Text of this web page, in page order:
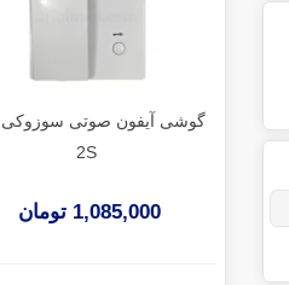
2S
1,085,000 تومان